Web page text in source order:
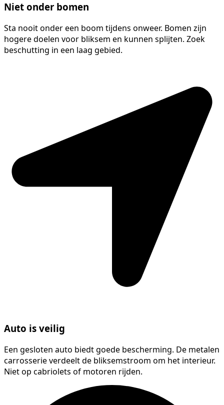
Niet onder bomen
Sta nooit onder een boom tijdens onweer. Bomen zijn
hogere doelen voor bliksem en kunnen splijten. Zoek
beschutting in een laag gebied.
Auto is veilig
Een gesloten auto biedt goede bescherming. De metalen
carrosserie verdeelt de bliksemstroom om het interieur.
Niet op cabriolets of motoren rijden.